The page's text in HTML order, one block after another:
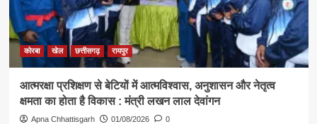
का
मुख्यमंत्री
निवास
में
कोरबा खेल छत्तीसगढ़ रायपुर
आत्मरक्षा प्रशिक्षण से बेटियों में आत्मविश्वास, अनुशासन और नेतृत्व
क्षमता का होता है विकास : मंत्री लखन लाल देवांगन
Apna Chhattisgarh 01/08/2026 0